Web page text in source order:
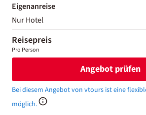
Eigenanreise
Nur Hotel
Reisepreis
Pro Person
Angebot prüfen
Bei diesem Angebot von vtours ist eine
möglich.